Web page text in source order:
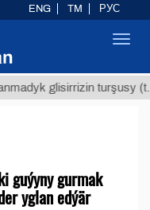
glisirrizin turşusy (t.)
guýyny gurmak
yglan edýär
ENG TM РУС